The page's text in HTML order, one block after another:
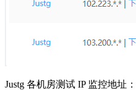
Justg 各机房测试 IP 监控地址：